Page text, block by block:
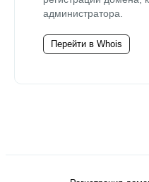
администратора.
Перейти в Whois